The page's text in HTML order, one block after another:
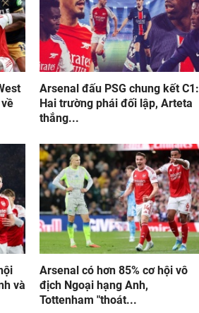
Arsenal đấu PSG chung kết C1:
Hai trường phái đối lập, Arteta
thắng...
và
Arsenal có hơn 85% cơ hội vô
địch Ngoại hạng Anh,
Tottenham "thoát...